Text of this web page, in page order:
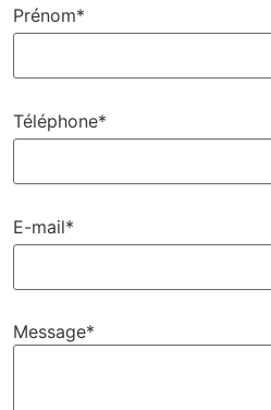
Prénom*
Téléphone*
E-mail*
Message*